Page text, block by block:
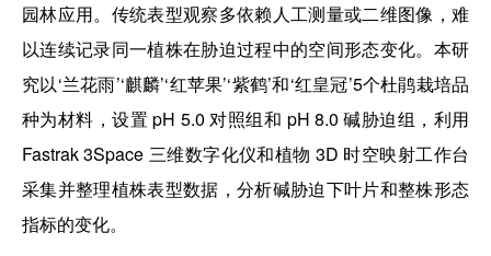
园林应用。传统表型观察多依赖人工测量或二维图像，难
以连续记录同一植株在胁迫过程中的空间形态变化。本研
究以‘兰花雨’‘麒麟’‘红苹果’‘紫鹤’和‘红皇冠’5个杜鹃栽培品
种为材料，设置 pH 5.0 对照组和 pH 8.0 碱胁迫组，利用
Fastrak 3Space 三维数字化仪和植物 3D 时空映射工作台
采集并整理植株表型数据，分析碱胁迫下叶片和整株形态
指标的变化。